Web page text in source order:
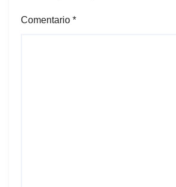
Comentario *